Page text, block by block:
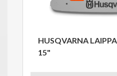
HUSQVARNA
15"